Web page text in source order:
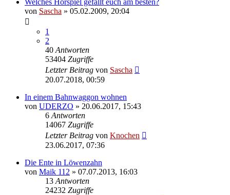
von Sascha » 05.02.2009, 20:04
1
2
40 Antworten
53404 Zugriffe
Letzter Beitrag von Sascha
20.07.2018, 00:59
In einem Bahnwaggon wohnen
von UDERZO » 20.06.2017, 15:43
6 Antworten
14067 Zugriffe
Letzter Beitrag von Knochen
23.06.2017, 07:36
Die Ente in Löwenzahn
von Maik 112 » 07.07.2013, 16:03
13 Antworten
24232 Zugriffe